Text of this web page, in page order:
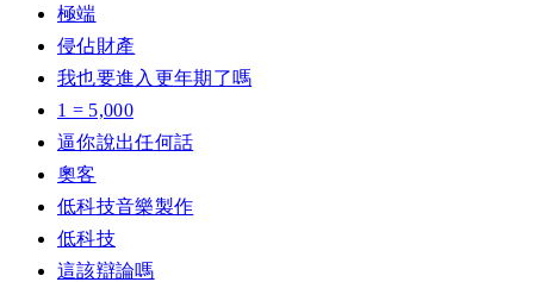
極端
侵佔財產
我也要進入更年期了嗎
1 = 5,000
逼你說出任何話
奧客
低科技音樂製作
低科技
這該辯論嗎